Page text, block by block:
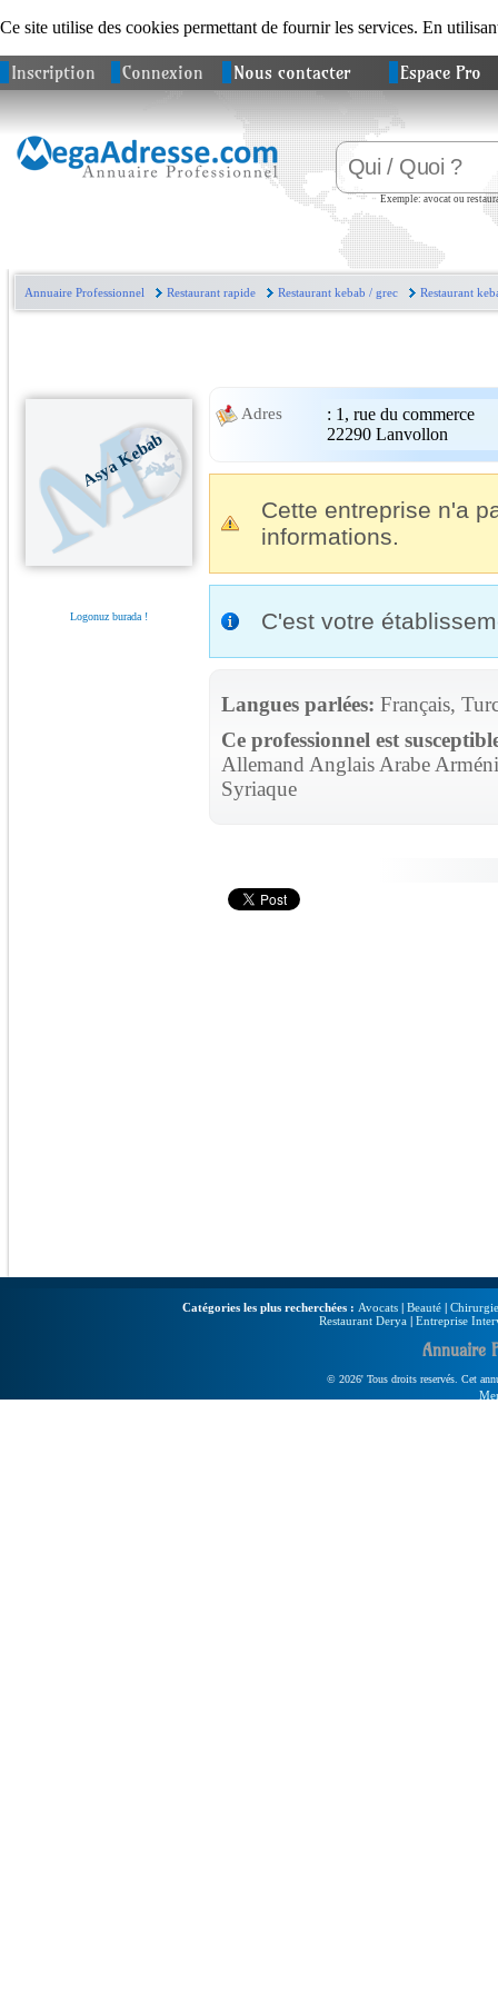
Ce site utilise des cookies permettant de fournir les services. En
Inscription Connexion Nous contacter Espace Pro
Exemple: avocat ou
Annuaire Professionnel Restaurant rapide Restaurant kebab / grec Restaurant
Asya Kebab
Logonuz burada !
Adres : 1, rue du commerce
22290 Lanvollon
Cette entreprise n'a
informations.
C'est votre
Langues parlées: Français,
Ce professionnel est
Allemand Anglais Arabe
Syriaque
Catégories les plus recherchées : Avocats | Beauté |
Restaurant Derya | Entreprise
Annuaire
© 2026' Tous droits reservés. Cet